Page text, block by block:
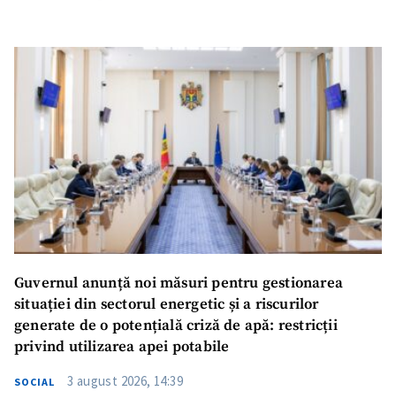
Guvernul anunță noi măsuri pentru gestionarea
situației din sectorul energetic și a riscurilor
generate de o potențială criză de apă: restricții
privind utilizarea apei potabile
SOCIAL 3 august 2026, 14:39